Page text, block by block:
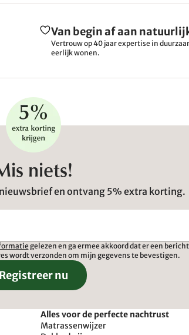
Van begin af aan
Vertrouw op 40 jaar expertise in
eerlijk wonen.
niets!
en ontvang 5% extra korting.
gelezen en ga ermee akkoord dat er een bericht
wordt verzonden om mijn gegevens te bevestigen.
Registreer nu
Alles voor de perfecte nachtrust
Matrassenwijzer